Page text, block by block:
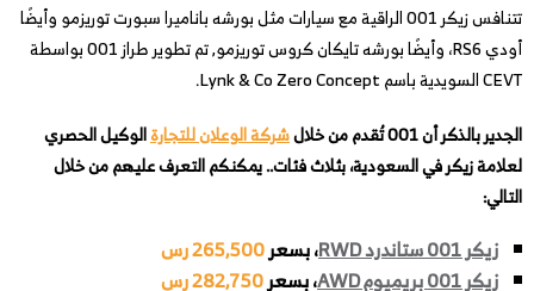
تتنافس زيكر 001 الراقية مع سيارات مثل بورشه باناميرا سبورت توريزمو وأيضًا
أودي RS6، وأيضًا بورشه تايكان كروس توريزمو, تم تطوير طراز 001 بواسطة
CEVT السويدية باسم Lynk & Co Zero Concept.
الجدير بالذكر أن 001 تُقدم من خلال
شركة الوعلان للتجارةالوكيل الحصري
لعلامة زيكر في السعودية، بثلاث فئات.. يمكنكم التعرف عليهم من خلال
التالي:
زيكر 001 ستاندرد RWD ، بسعر265,500 رس
زيكر 001 بريميوم AWD
، بسعر282,750 رس